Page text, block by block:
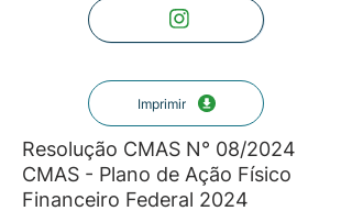
Imprimir
Resolução CMAS N° 08/2024
CMAS - Plano de Ação Físico
Financeiro Federal 2024